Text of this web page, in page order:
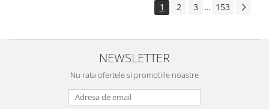
1 2 3 ... 153
NEWSLETTER
Nu rata ofertele si promotiile noastre